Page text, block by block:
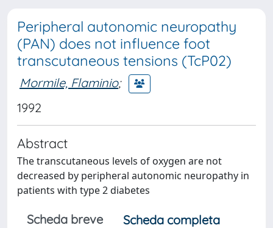
Peripheral autonomic neuropathy
(PAN) does not influence foot
transcutaneous tensions (TcP02)
Mormile, Flaminio;
1992
Abstract
The transcutaneous levels of oxygen are not
decreased by peripheral autonomic neuropathy in
patients with type 2 diabetes
Scheda breve
Scheda completa